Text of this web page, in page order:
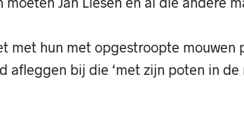
met hun met opgestroopte mouwen
afleggen bij die ‘met zijn poten in de